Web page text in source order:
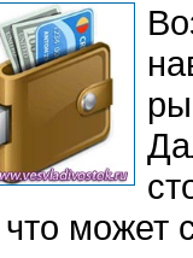
что может